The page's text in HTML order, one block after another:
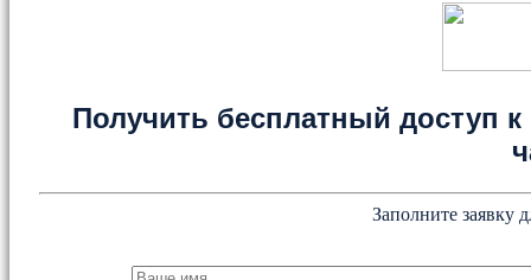
Получить бесплатный доступ к
Заполните заявку